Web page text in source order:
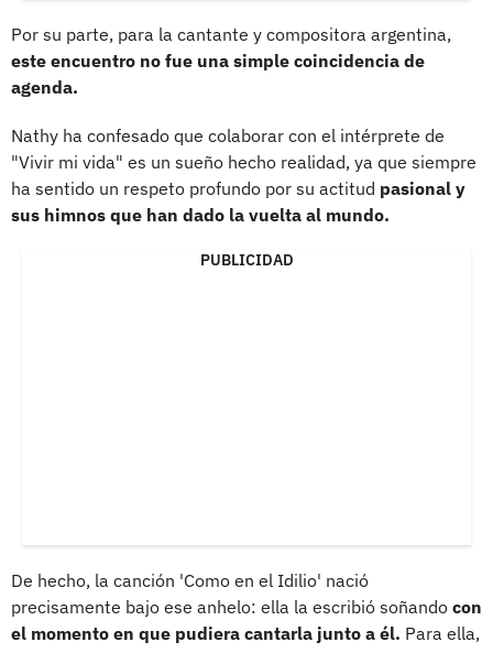
Por su parte, para la cantante y compositora argentina,
este encuentro no fue una simple coincidencia de
agenda.
Nathy ha confesado que colaborar con el intérprete de
"Vivir mi vida" es un sueño hecho realidad, ya que siempre
ha sentido un respeto profundo por su actitud pasional y
sus himnos que han dado la vuelta al mundo.
PUBLICIDAD
De hecho, la canción 'Como en el Idilio' nació
precisamente bajo ese anhelo: ella la escribió soñando con
el momento en que pudiera cantarla junto a él. Para ella,